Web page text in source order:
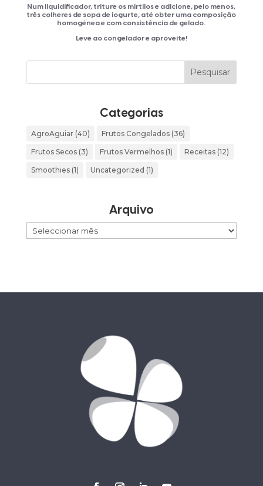
Num liquidificador, triture os mirtilos e adicione, pelo menos,
três colheres de sopa de iogurte, até obter uma composição
homogénea e com consistência de gelado.
Leve ao congelador e aproveite!
Categorias
AgroAguiar(40) Frutos Congelados(36)
Frutos Secos(3) Frutos Vermelhos(1) Receitas(12)
Smoothies(1) Uncategorized (1)
Arquivo
Arquivo